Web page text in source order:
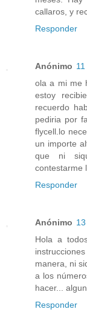
callaros, y
Responder
Anónimo
ola a mi me
estoy
recuerdo
pediria por
flycell.lo
un importe
que ni
contestarme
Responder
Anónimo
Hola a
manera, ni
a los
hacer...
Responder